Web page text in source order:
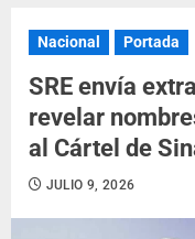
Nacional Portada
SRE envía
revelar
al Cártel de
JULIO 9, 2026